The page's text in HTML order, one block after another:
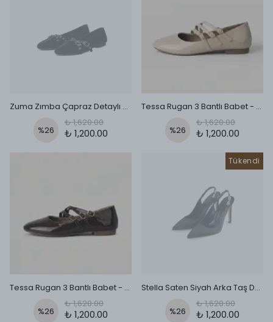
Zuma Zımba Çapraz Detaylı Babet - Siyah
%26
₺ 1,620.00
₺ 1,200.00
Tessa Rugan 3 Bantlı Babet - Bej
%26
₺ 1,620.00
₺ 1,200.00
Tessa Rugan 3 Bantlı Babet - kahverengi̇
%26
₺ 1,620.00
₺ 1,200.00
Tükendi
Stella Saten Siyah Arka Taş Detaylı Ayakkabı
%26
₺ 1,620.00
₺ 1,200.00